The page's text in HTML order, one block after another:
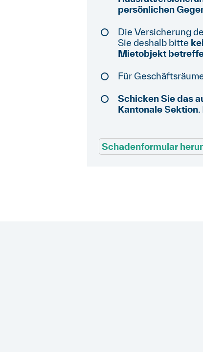
persönlichen
Die Versicherung
Sie deshalb bitte
Mietobjekt
Für
Schicken Sie das
Kantonale Sektion.
Schadenformular